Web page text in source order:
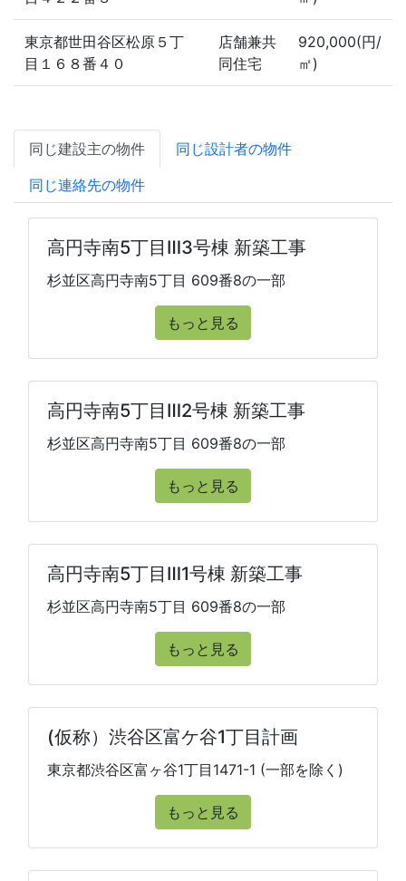
東京都世田谷区松原５丁
目１６８番４０
店舗兼共
同住宅
920,000(円/
㎡)
同じ建設主の物件
同じ設計者の物件
同じ連絡先の物件
高円寺南5丁目Ⅲ3号棟 新築工事
杉並区高円寺南5丁目 609番8の一部
もっと見る
高円寺南5丁目Ⅲ2号棟 新築工事
杉並区高円寺南5丁目 609番8の一部
もっと見る
高円寺南5丁目Ⅲ1号棟 新築工事
杉並区高円寺南5丁目 609番8の一部
もっと見る
(仮称）渋谷区富ケ谷1丁目計画
東京都渋谷区富ヶ谷1丁目1471-1 (一部を除く)
もっと見る